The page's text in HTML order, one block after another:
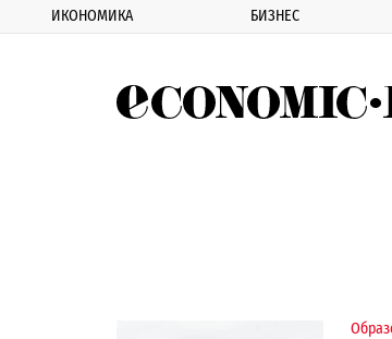
ИКОНОМИКА БИЗНЕС